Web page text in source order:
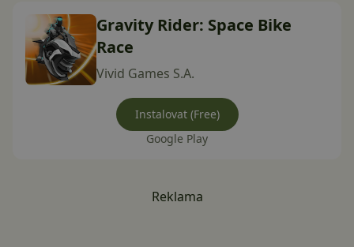
Gravity Rider: Space Bike
Race
Vivid Games S.A.
Instalovat (Free)
Google Play
Reklama